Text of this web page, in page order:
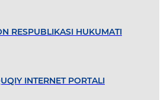
RESPUBLIKASI HUKUMATI
INTERNET PORTALI